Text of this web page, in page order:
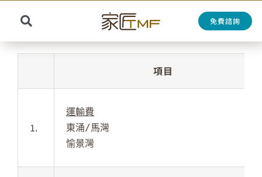
content
Toggle
Navigation
Search
for:
免費諮詢
項目
1.
運輸費
東涌/馬灣
愉景灣